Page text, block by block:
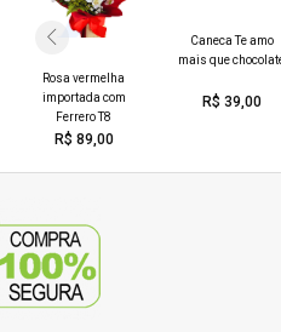
Caneca Você é
mim
R$ 39,00
Brancas
Rosa vermelha
importada com
Ferrero T8
R$ 89,00
Caneca Te amo
mais que
R$ 39,00